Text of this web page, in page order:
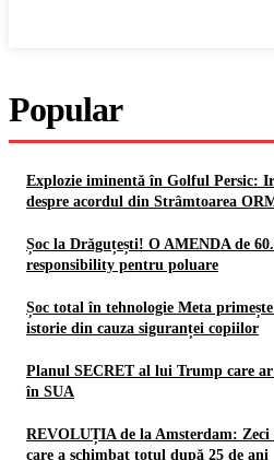
Popular
Explozie iminentă în Golful Persic:
despre acordul din Strâmtoarea
Șoc la Drăguțești! O AMENDA de
responsibility pentru poluare
Șoc total în tehnologie Meta
istorie din cauza siguranței copiilor
Planul SECRET al lui Trump care
în SUA
REVOLUȚIA de la Amsterdam:
care a schimbat totul după 25 de ani